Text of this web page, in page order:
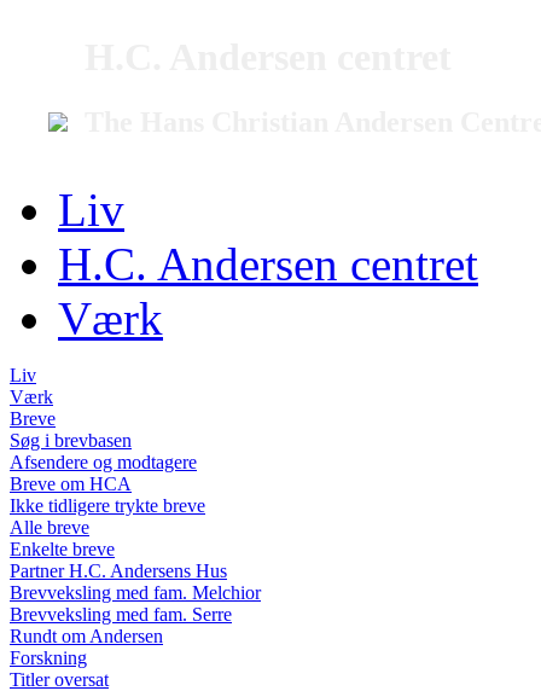
Liv
H.C. Andersen centret
Værk
Liv
Værk
Breve
Søg i brevbasen
Afsendere og modtagere
Breve om HCA
Ikke tidligere trykte breve
Alle breve
Enkelte breve
Partner H.C. Andersens Hus
Brevveksling med fam. Melchior
Brevveksling med fam. Serre
Rundt om Andersen
Forskning
Titler oversat